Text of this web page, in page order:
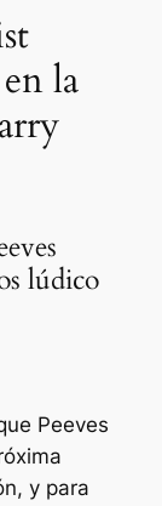
la
lúdico
Peeves
y para